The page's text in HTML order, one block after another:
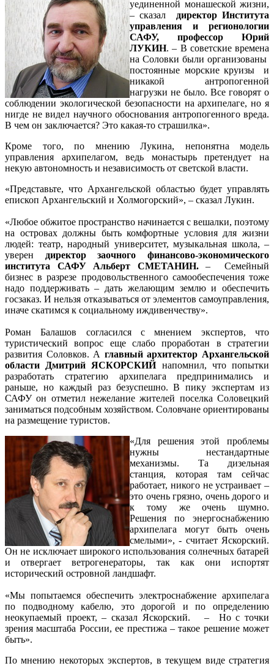
уединенной монашеской жизни,
– сказал директор Института
управления и регионологии
САФУ, профессор Юрий
ЛУКИН. – В советские времена
на Соловки были организованы
постоянные морские круизы и
никакой антропогенной
нагрузки не было. Все говорят о
соблюдении экологической безопасности на архипелаге, но я
нигде не видел научного обоснования антропогенного вреда.
В чем он заключается? Это какая-то страшилка».
Кроме того, по мнению Лукина, непонятна модель
управления архипелагом, ведь монастырь претендует на
некую автономность и независимость от светской власти.
«Представьте, что Архангельской областью будет управлять
епископ Архангельский и Холмогорский», – сказал Лукин.
«Любое обжитое пространство начинается с вешалки, поэтому
на островах должны быть комфортные условия для жизни
людей: театр, народный университет, музыкальная школа, –
уверен директор заочного финансово-экономического
института САФУ Альберт СМЕТАНИН. – Семейный
бизнес в разрезе продовольственного самообеспечения тоже
надо поддерживать – дать желающим землю и обеспечить
госзаказ. И нельзя отказываться от элементов самоуправления,
иначе скатимся к социальному иждивенчеству».
Роман Балашов согласился с мнением экспертов, что
туристический вопрос еще слабо проработан в стратегии
развития Соловков. А главный архитектор Архангельской
области Дмитрий ЯСКОРСКИЙнапомнил, что попытки
разработать стратегию архипелага предпринимались и
раньше, но каждый раз безуспешно. В пику экспертам из
САФУ он отметил нежелание жителей поселка Соловецкий
заниматься подсобным хозяйством. Соловчане ориентированы
на размещение туристов.
«Для решения этой проблемы
нужны нестандартные
механизмы. Та дизельная
станция, которая там сейчас
работает, никого не устраивает –
это очень грязно, очень дорого и
к тому же очень шумно.
Решения по энергоснабжению
архипелага могут быть очень
смелыми», - считает Яскорский.
Он не исключает широкого использования солнечных батарей
и отвергает ветрогенераторы, так как они испортят
исторический островной ландшафт.
«Мы попытаемся обеспечить электроснабжение архипелага
по подводному кабелю, это дорогой и по определению
неокупаемый проект, – сказал Яскорский. – Но с точки
зрения масштаба России, ее престижа – такое решение может
быть».
По мнению некоторых экспертов, в текущем виде стратегия